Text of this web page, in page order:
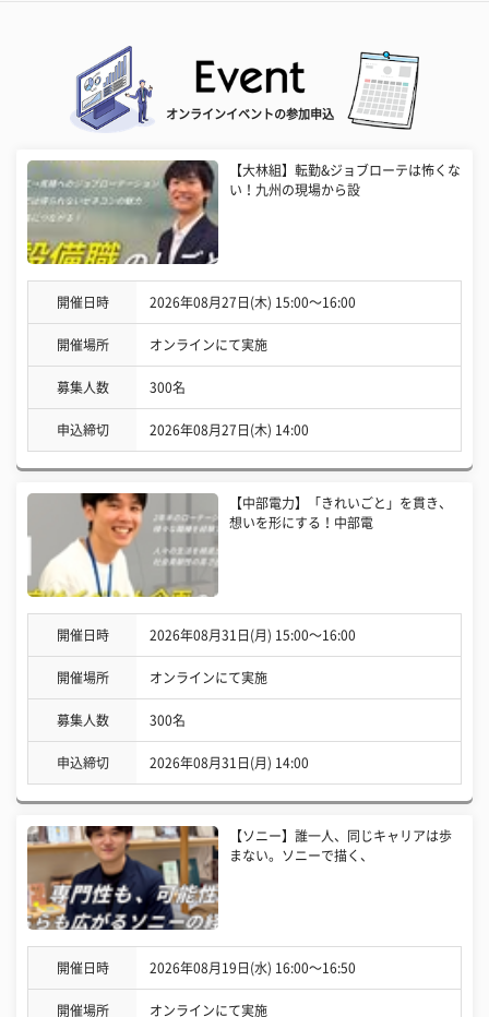
オンラインイベントの参加申込
【大林組】転勤&ジョブローテは怖くな
い！九州の現場から設
開催日時 2026年08月27日(木) 15:00〜16:00
開催場所 オンラインにて実施
募集人数 300名
申込締切 2026年08月27日(木) 14:00
【中部電力】「きれいごと」を貫き、
想いを形にする！中部電
開催日時 2026年08月31日(月) 15:00〜16:00
開催場所 オンラインにて実施
募集人数 300名
申込締切 2026年08月31日(月) 14:00
【ソニー】誰一人、同じキャリアは歩
まない。ソニーで描く、
開催日時 2026年08月19日(水) 16:00〜16:50
開催場所 オンラインにて実施